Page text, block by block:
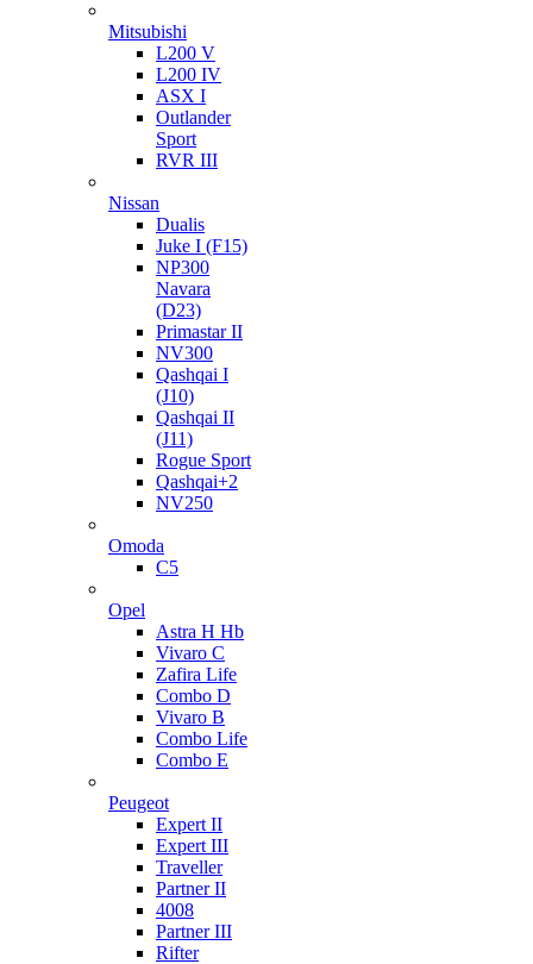
Mitsubishi
L200 V
L200 IV
ASX I
Outlander
Sport
RVR III
Nissan
Dualis
Juke I (F15)
NP300
Navara
(D23)
Primastar II
NV300
Qashqai I
(J10)
Qashqai II
(J11)
Rogue Sport
Qashqai+2
NV250
Omoda
C5
Opel
Astra H Hb
Vivaro C
Zafira Life
Combo D
Vivaro B
Combo Life
Combo E
Peugeot
Expert II
Expert III
Traveller
Partner II
4008
Partner III
Rifter